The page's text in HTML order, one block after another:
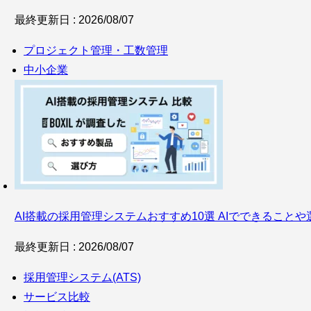
最終更新日 : 2026/08/07
プロジェクト管理・工数管理
中小企業
AI搭載の採用管理システムおすすめ10選 AIでできることや
最終更新日 : 2026/08/07
採用管理システム(ATS)
サービス比較